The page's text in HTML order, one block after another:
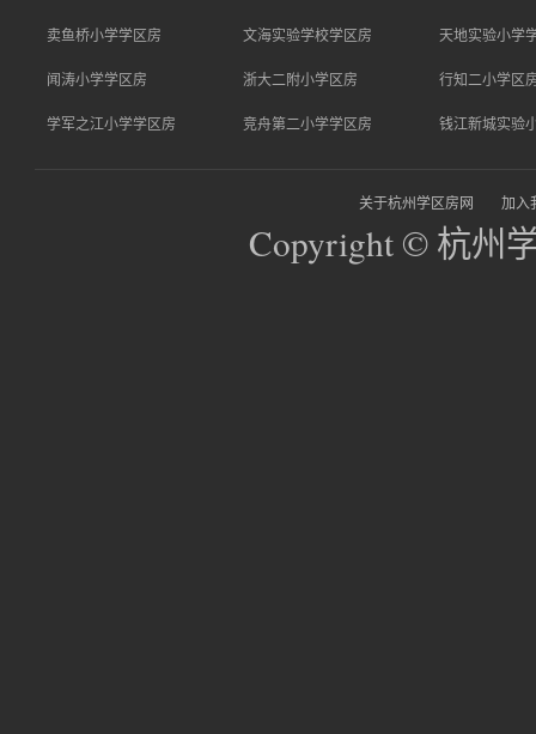
卖鱼桥小学学区房 文海实验学校学区房 天地实验小学
闻涛小学学区房 浙大二附小学区房 行知二小学区
学军之江小学学区房 竞舟第二小学学区房 钱江新城实验
关于杭州学区房网 加入
Copyright © 杭州